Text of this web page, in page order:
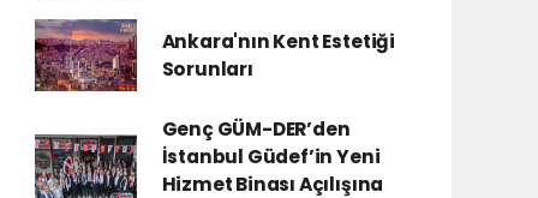
Ankara'nın Kent Estetiği
Sorunları
Genç GÜM-DER’den
İstanbul Güdef’in Yeni
Hizmet Binası Açılışına